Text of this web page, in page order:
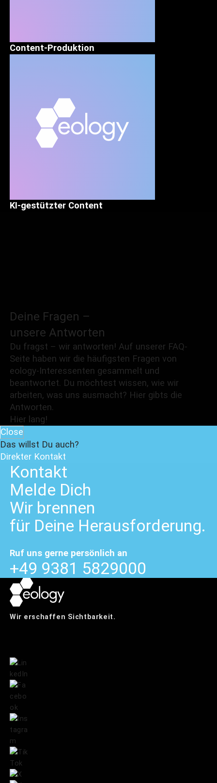
Content-Produktion
KI-gestützter Content
Deine Fragen –
unsere Antworten
Du fragst – wir antworten! Auf unserer FAQ-
Seite haben wir die häufigsten Fragen von
eology-Interessenten gesammelt und
beantwortet. Du möchtest wissen, wie wir
arbeiten, was uns ausmacht? Hier gibts die
Antworten.
Hier lang!
Close
Das willst Du auch?
Direkter Kontakt
Kontakt
Melde Dich
Wir brennen
für Deine Herausforderung.
Ruf uns gerne persönlich an
+49 9381 5829000
Wir erschaffen Sichtbarkeit.